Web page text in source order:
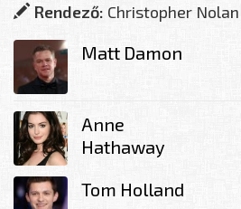
Rendező: Christopher Nolan
Matt Damon
Anne
Hathaway
Tom Holland